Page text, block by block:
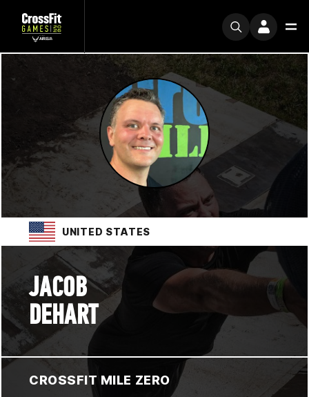
UNITED STATES
JACOB
DEHART
CROSSFIT MILE ZERO